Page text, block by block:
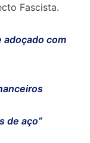
Fascista.
adoçado com
de aço”